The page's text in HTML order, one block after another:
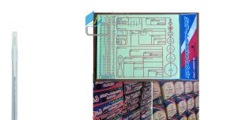
LIST